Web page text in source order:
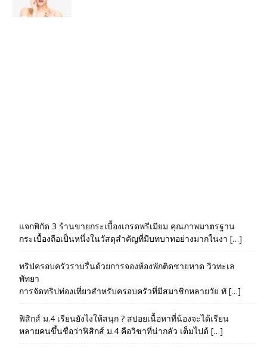
แจกพิกัด 3 ร้านขายกระเบื้องเกรดพรีเมียม คุณภาพมาตรฐาน
กระเบื้องถือเป็นหนึ่งในวัสดุสำคัญที่มีบทบาทอย่างมากในงา […]
ทริปครอบครัวราบรื่นด้วยการจองห้องพักติดชายหาด วิวทะเล
พัทยา
การจัดทริปท่องเที่ยวสำหรับครอบครัวที่มีสมาชิกหลายวัย ทั […]
ฟิสิกส์ ม.4 เรียนยังไงให้สนุก ? สปอยเนื้อหาที่น้องจะได้เรียน
หลายคนขึ้นชื่อว่าฟิสิกส์ ม.4 คือวิชาที่น่ากลัว เต็มไปด้ […]